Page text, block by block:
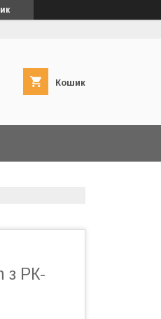
Кошик
з РК-